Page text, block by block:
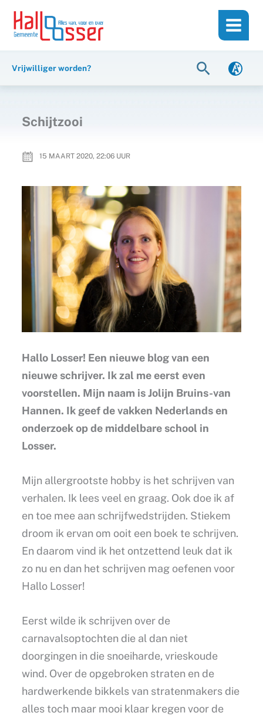
inhoud
naar
Vrijwilliger worden? Zoeken
Schijtzooi
15 MAART 2020, 22:06UUR
Hallo Losser! Een nieuwe blog van een
nieuwe schrijver. Ik zal me eerst even
voorstellen. Mijn naam is Jolijn Bruins-van
Hannen. Ik geef de vakken Nederlands en
onderzoek op de middelbare school in
Losser.
Mijn allergrootste hobby is het schrijven van
verhalen. Ik lees veel en graag. Ook doe ik af
en toe mee aan schrijfwedstrijden. Stiekem
droom ik ervan om ooit een boek te schrijven.
En daarom vind ik het ontzettend leuk dat ik
zo nu en dan het schrijven mag oefenen voor
Hallo Losser!
Eerst wilde ik schrijven over de
carnavalsoptochten die al dan niet
doorgingen in die snoeiharde, vrieskoude
wind. Over de opgebroken straten en de
hardwerkende bikkels van stratenmakers die
alles toch maar mooi klaar kregen voor de